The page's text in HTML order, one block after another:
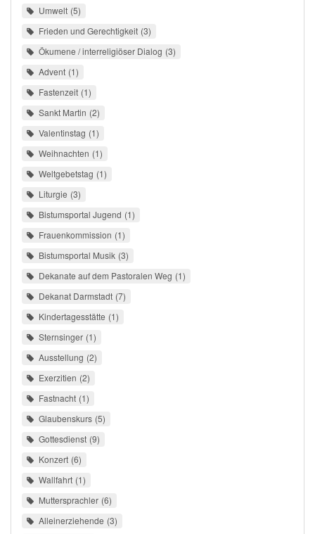
Umwelt 5
Frieden und Gerechtigkeit 3
Ökumene / interreligiöser Dialog 3
Advent 1
Fastenzeit 1
Sankt Martin 2
Valentinstag 1
Weihnachten 1
Weltgebetstag 1
Liturgie 3
Bistumsportal Jugend 1
Frauenkommission 1
Bistumsportal Musik 3
Dekanate auf dem Pastoralen Weg 1
Dekanat Darmstadt 7
Kindertagesstätte 1
Sternsinger 1
Ausstellung 2
Exerzitien 2
Fastnacht 1
Glaubenskurs 5
Gottesdienst 9
Konzert 6
Wallfahrt 1
Muttersprachler 6
Alleinerziehende 3